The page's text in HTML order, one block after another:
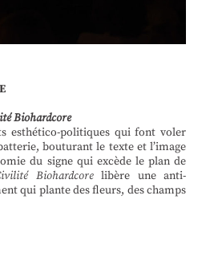
Biohardcore
esthético-politiques qui font voler
bouturant le texte et l’image
du signe qui excède le plan de
Biohardcorelibère une anti-
qui plante des fleurs, des champs